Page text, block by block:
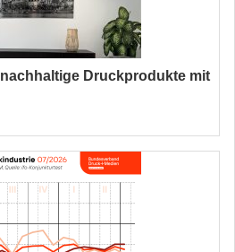
Druckprodukte mit